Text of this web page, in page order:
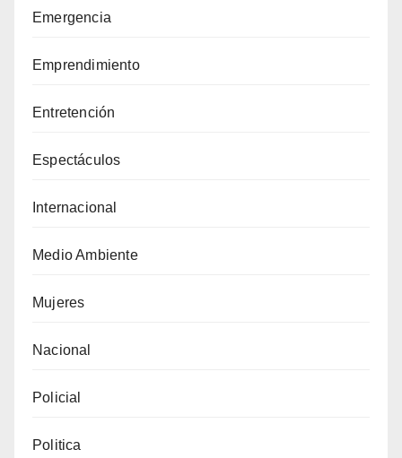
Emergencia
Emprendimiento
Entretención
Espectáculos
Internacional
Medio Ambiente
Mujeres
Nacional
Policial
Politica